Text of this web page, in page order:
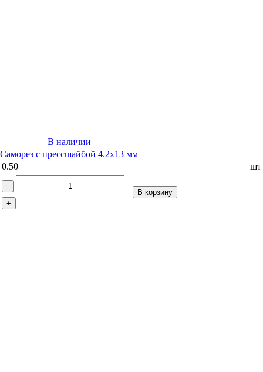
В наличии
Саморез с прессшайбой 4.2х13 мм
0.50
шт
-
+
В корзину